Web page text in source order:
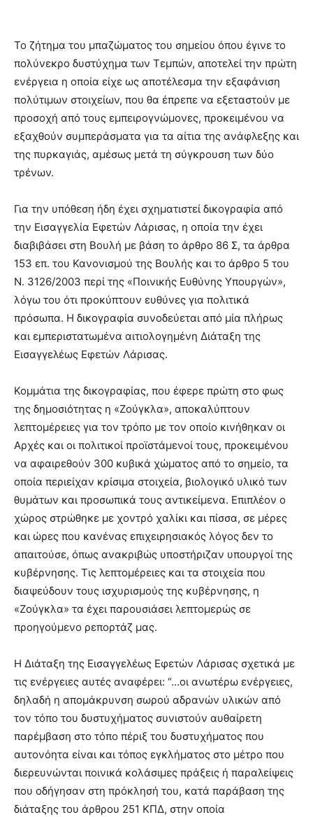
Το ζήτημα του μπαζώματος του σημείου όπου έγινε το
πολύνεκρο δυστύχημα των Τεμπών, αποτελεί την πρώτη
ενέργεια η οποία είχε ως αποτέλεσμα την εξαφάνιση
πολύτιμων στοιχείων, που θα έπρεπε να εξεταστούν με
προσοχή από τους εμπειρογνώμονες, προκειμένου να
εξαχθούν συμπεράσματα για τα αίτια της ανάφλεξης και
της πυρκαγιάς, αμέσως μετά τη σύγκρουση των δύο
τρένων.
Για την υπόθεση ήδη έχει σχηματιστεί δικογραφία από
την Εισαγγελία Εφετών Λάρισας, η οποία την έχει
διαβιβάσει στη Βουλή με βάση το άρθρο 86 Σ, τα άρθρα
153 επ. του Κανονισμού της Βουλής και το άρθρο 5 του
Ν. 3126/2003 περί της «Ποινικής Ευθύνης Υπουργών»,
λόγω του ότι προκύπτουν ευθύνες για πολιτικά
πρόσωπα. Η δικογραφία συνοδεύεται από μία πλήρως
και εμπεριστατωμένα αιτιολογημένη Διάταξη της
Εισαγγελέως Εφετών Λάρισας.
Κομμάτια της δικογραφίας, που έφερε πρώτη στο φως
της δημοσιότητας η «Ζούγκλα», αποκαλύπτουν
λεπτομέρειες για τον τρόπο με τον οποίο κινήθηκαν οι
Αρχές και οι πολιτικοί προϊστάμενοί τους, προκειμένου
να αφαιρεθούν 300 κυβικά χώματος από το σημείο, τα
οποία περιείχαν κρίσιμα στοιχεία, βιολογικό υλικό των
θυμάτων και προσωπικά τους αντικείμενα. Επιπλέον ο
χώρος στρώθηκε με χοντρό χαλίκι και πίσσα, σε μέρες
και ώρες που κανένας επιχειρησιακός λόγος δεν το
απαιτούσε, όπως ανακριβώς υποστήριζαν υπουργοί της
κυβέρνησης. Τις λεπτομέρειες και τα στοιχεία που
διαψεύδουν τους ισχυρισμούς της κυβέρνησης, η
«Ζούγκλα» τα έχει παρουσιάσει λεπτομερώς σε
προηγούμενο ρεπορτάζ μας.
Η Διάταξη της Εισαγγελέως Εφετών Λάρισας σχετικά με
τις ενέργειες αυτές αναφέρει: “…οι ανωτέρω ενέργειες,
δηλαδή η απομάκρυνση σωρού αδρανών υλικών από
τον τόπο του δυστυχήματος συνιστούν αυθαίρετη
παρέμβαση στο τόπο πέριξ του δυστυχήματος που
αυτονόητα είναι και τόπος εγκλήματος στο μέτρο που
διερευνώνται ποινικά κολάσιμες πράξεις ή παραλείψεις
που οδήγησαν στη πρόκλησή του, κατά παράβαση της
διάταξης του άρθρου 251 ΚΠΔ, στην οποία